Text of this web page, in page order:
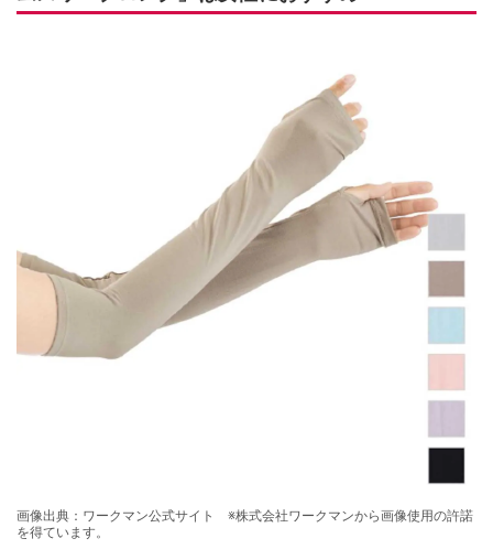
画像出典：ワークマン公式サイト ※株式会社ワークマンから画像使用の許諾
を得ています。